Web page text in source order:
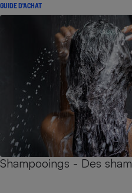
GUIDE D'ACHAT
Shampooings - Des